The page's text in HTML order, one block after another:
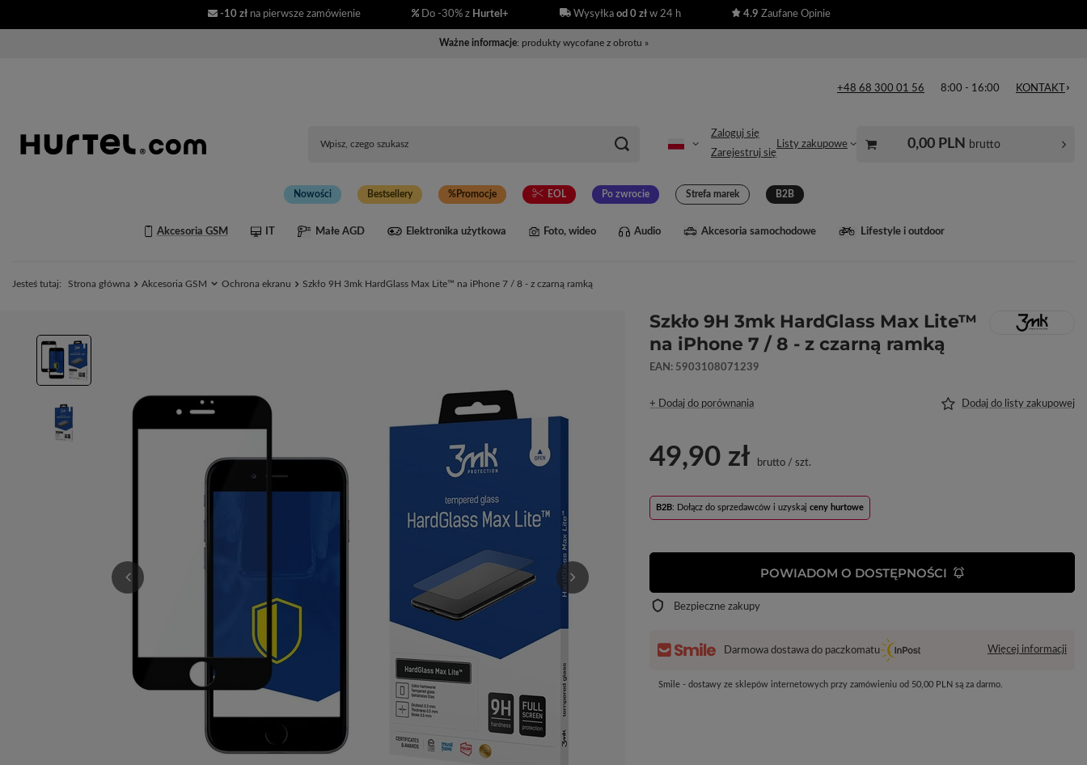
-10 zł na pierwsze zamówienie Do -30% z Hurtel+ Wysyłka od 0 złw 24 h 4.9 Zaufane Opinie
Ważne informacje: produkty wycofane z obrotu »
+48 68 300 01 56 8:00 - 16:00 KONTAKT
Zaloguj się
Zarejestruj się
Listy zakupowe 0,00 PLN brutto
Nowości Bestsellery Promocje EOL Po zwrocie Strefa marek B2B
Akcesoria GSM IT Małe AGD Elektronika użytkowa Foto, wideo Audio Akcesoria samochodowe Lifestyle i outdoor
Jesteś tutaj: Strona główna Akcesoria GSM Ochrona ekranu Szkło 9H 3mk HardGlass Max Lite™ na iPhone 7 / 8 - z czarną ramką
Szkło 9H 3mk HardGlass Max Lite™
na iPhone 7 / 8 - z czarną ramką
EAN: 5903108071239
+ Dodaj do porównania Dodaj do listy zakupowej
49,90 zł brutto /szt.
B2B: Dołącz do sprzedawców i uzyskajceny hurtowe
POWIADOM O DOSTĘPNOŚCI
Bezpieczne zakupy
Darmowa dostawa do paczkomatu Więcej informacji
Smile - dostawy ze sklepów internetowych przy zamówieniu od 50,00 PLN są za darmo.